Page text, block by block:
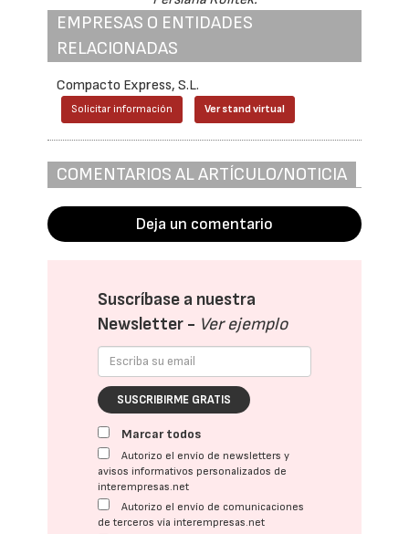
EMPRESAS O ENTIDADES
RELACIONADAS
Compacto Express, S.L.
Solicitar información Ver stand virtual
COMENTARIOS AL ARTÍCULO/NOTICIA
Deja un comentario
Suscríbase a nuestra
Newsletter - Ver ejemplo
SUSCRIBIRME GRATIS
Marcar todos
Autorizo el envío de newsletters y
avisos informativos personalizados de
interempresas.net
Autorizo el envío de comunicaciones
de terceros vía interempresas.net